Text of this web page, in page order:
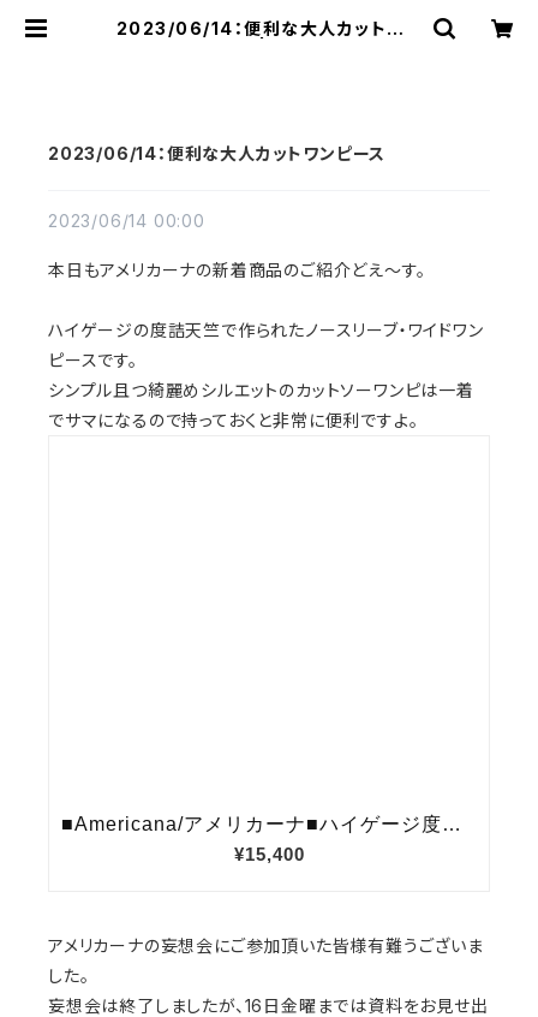
2023/06/14：便利な大人カットワン
2023/06/14：便利な大人カットワンピース
2023/06/14 00:00
本日もアメリカーナの新着商品のご紹介どえ〜す。
ハイゲージの度詰天竺で作られたノースリーブ・ワイドワン
ピースです。
シンプル且つ綺麗めシルエットのカットソーワンピは一着
でサマになるので持っておくと非常に便利ですよ。
アメリカーナの妄想会にご参加頂いた皆様有難うございま
した。
妄想会は終了しましたが、16日金曜までは資料をお見せ出